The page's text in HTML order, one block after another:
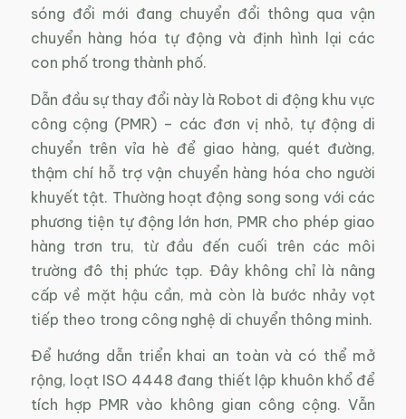
sóng đổi mới đang chuyển đổi thông qua vận
chuyển hàng hóa tự động và định hình lại các
con phố trong thành phố.
Dẫn đầu sự thay đổi này là Robot di động khu vực
công cộng (PMR) – các đơn vị nhỏ, tự động di
chuyển trên vỉa hè để giao hàng, quét đường,
thậm chí hỗ trợ vận chuyển hàng hóa cho người
khuyết tật. Thường hoạt động song song với các
phương tiện tự động lớn hơn, PMR cho phép giao
hàng trơn tru, từ đầu đến cuối trên các môi
trường đô thị phức tạp. Đây không chỉ là nâng
cấp về mặt hậu cần, mà còn là bước nhảy vọt
tiếp theo trong công nghệ di chuyển thông minh.
Để hướng dẫn triển khai an toàn và có thể mở
rộng, loạt ISO 4448 đang thiết lập khuôn khổ để
tích hợp PMR vào không gian công cộng. Vẫn